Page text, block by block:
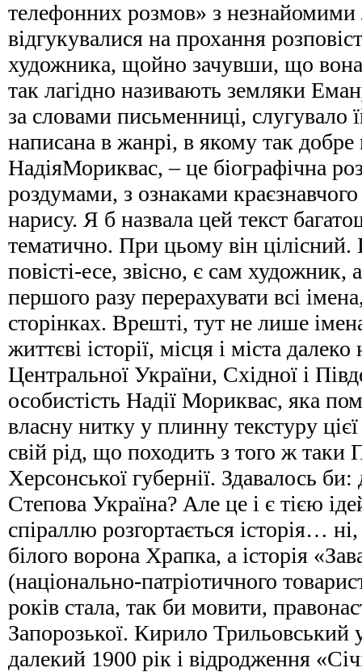
телефонних розмов» з незнайомими
відгукувалися на прохання
художника, щойно зачувши, що
так лагідно називають земляки
за словами письменниці, слугувало
написана в жанрі, в якому так добре
НадіяМориквас, – це біографічна
роздумами, з ознаками
нарису. Я б назвала цей текст
тематично. При цьому він
повісті-есе, звісно, є сам художник,
першого разу перерахувати всі
сторінках. Врешті, тут не лише
життєві історії, місця і міста
Центральної України, Східної і
особистість Надії Мориквас, яка
власну нитку у плинну текстуру
свій рід, що походить з того ж таки
Херсонської губернії. Здавалось
Степова Україна? Але це і є тією
спіраллю розгортається історія…
білого ворона Храпка, а історія
(національно-патріотичного
років стала, так би мовити,
Запорозької. Кирило Трильовський
далекий 1900 рік і відродження